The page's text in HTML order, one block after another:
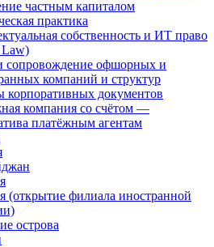
частным капиталом
практика
собственность и ИТ право
сопровождение офшорных и
компаний и структур
корпоративных документов
компания со счётом —
платёжным агентам
(открытие филиала иностранной
острова